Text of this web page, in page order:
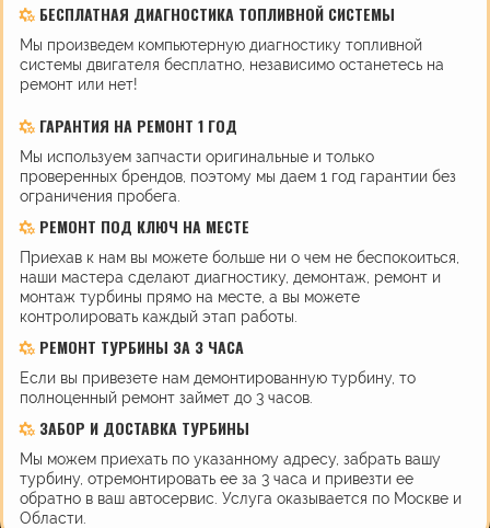
БЕСПЛАТНАЯ ДИАГНОСТИКА ТОПЛИВНОЙ СИСТЕМЫ
Мы произведем компьютерную диагностику топливной
системы двигателя бесплатно, независимо останетесь на
ремонт или нет!
ГАРАНТИЯ НА РЕМОНТ 1 ГОД
Мы используем запчасти оригинальные и только
проверенных брендов, поэтому мы даем 1 год гарантии без
ограничения пробега.
РЕМОНТ ПОД КЛЮЧ НА МЕСТЕ
Приехав к нам вы можете больше ни о чем не беспокоиться,
наши мастера сделают диагностику, демонтаж, ремонт и
монтаж турбины прямо на месте, а вы можете
контролировать каждый этап работы.
РЕМОНТ ТУРБИНЫ ЗА 3 ЧАСА
Если вы привезете нам демонтированную турбину, то
полноценный ремонт займет до 3 часов.
ЗАБОР И ДОСТАВКА ТУРБИНЫ
Мы можем приехать по указанному адресу, забрать вашу
турбину, отремонтировать ее за 3 часа и привезти ее
обратно в ваш автосервис. Услуга оказывается по Москве и
Области.